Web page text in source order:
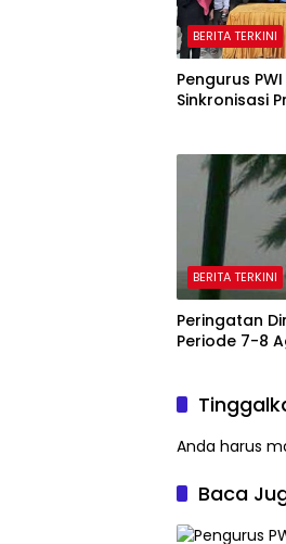
BERITA TERKINI
Pengurus
Sinkronisasi
BERITA TERKINI
Peringatan
Periode 7-8
Anda harus
Baca